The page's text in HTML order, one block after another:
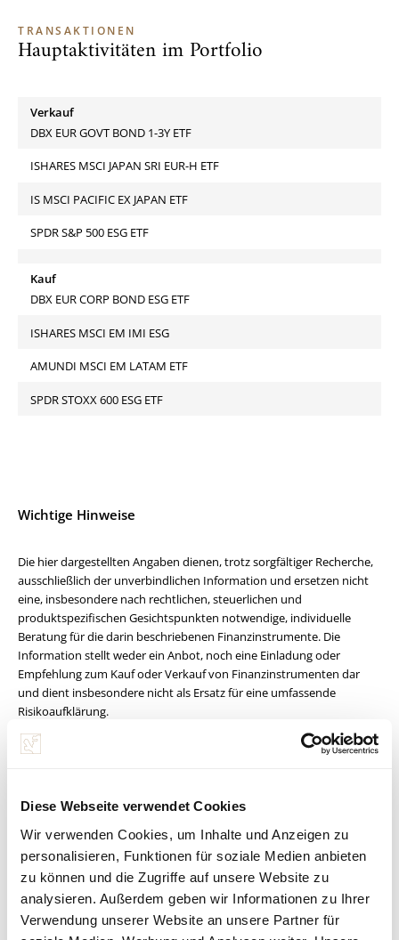
Diese Webseite verwendet Cookies
Wir verwenden Cookies, um Inhalte und Anzeigen zu
personalisieren, Funktionen für soziale Medien anbieten
zu können und die Zugriffe auf unsere Website zu
analysieren. Außerdem geben wir Informationen zu Ihrer
Verwendung unserer Website an unsere Partner für
TRANSAKTIONEN
Hauptaktivitäten im Portfolio
Verkauf
DBX EUR GOVT BOND 1-3Y ETF
ISHARES MSCI JAPAN SRI EUR-H ETF
IS MSCI PACIFIC EX JAPAN ETF
SPDR S&P 500 ESG ETF
Kauf
DBX EUR CORP BOND ESG ETF
ISHARES MSCI EM IMI ESG
AMUNDI MSCI EM LATAM ETF
SPDR STOXX 600 ESG ETF
Wichtige Hinweise
Die hier dargestellten Angaben dienen, trotz sorgfältiger Recherche,
ausschließlich der unverbindlichen Information und ersetzen nicht
eine, insbesondere nach rechtlichen, steuerlichen und
produktspezifischen Gesichtspunkten notwendige, individuelle
Beratung für die darin beschriebenen Finanzinstrumente. Die
Information stellt weder ein Anbot, noch eine Einladung oder
Empfehlung zum Kauf oder Verkauf von Finanzinstrumenten dar
und dient insbesondere nicht als Ersatz für eine umfassende
Risikoaufklärung.
Die jeweils gültigen Bedingungen jedes Finanzproduktes und weitere
Informationen finden Sie unter www.spaengler.at bzw. beim
gerne zur Verfügung. Die in diesem Dokument enthaltenen
Quellen, die als zuverlässig erachtet werden.
Alle Informationen, Meinungen und Einschätzungen in diesem
Dokument geben die aktuelle Einschätzung des Verfassers bzw. der
Verfasser zum Zeitpunkt der Veröffentlichung wieder und können
sich jederzeit ohne Vorankündigung ändern. Die dargebrachten
Meinungen spiegeln nicht zwangsläufig die Meinung der Bankhaus